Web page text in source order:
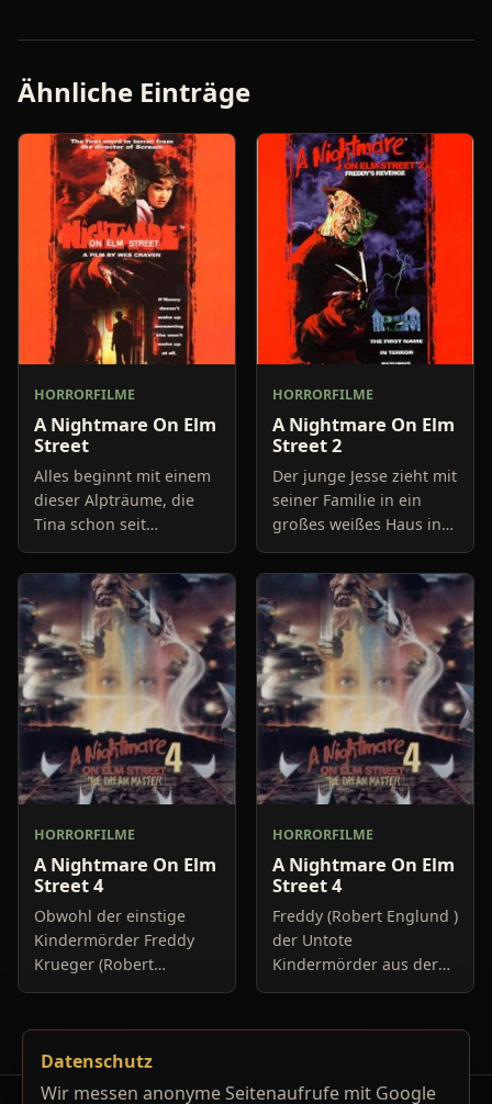
Ähnliche Einträge
HORRORFILME
A Nightmare On Elm
Street
Alles beginnt mit einem
dieser Alpträume, die
Tina schon seit
längerem quälen. Sie
flieht in einem
Fabrikkeller vor dem
mysteriösen Mann, der
ihr offensich
HORRORFILME
A Nightmare On Elm
Street 2
Der junge Jesse zieht mit
seiner Familie in ein
großes weißes Haus in
der Elm-Street, ohne zu
ahnen, was sich vor
einigen Jahren hier
abgespielt hat. Nachts
HORRORFILME
A Nightmare On Elm
Street 4
Obwohl der einstige
Kindermörder Freddy
Krueger (Robert
Englund) scheinbar tot
bezweifelt Kristen
(Tuesday Knight), eine
der Überlebenden de
HORRORFILME
A Nightmare On Elm
Street 4
Freddy (Robert Englund )
der Untote
Kindermörder aus der
Elmstreet sinnt auf
er harmlosen Teenagern
sie nicht meh
Datenschutz
Wir messen anonyme Seitenaufrufe mit Google